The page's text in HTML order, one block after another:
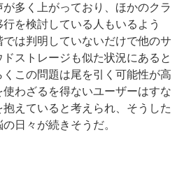
多く上がっており、ほかのクラ
を検討している人もいるよう
は判明していないだけで他のサ
ストレージも似た状況にあると
この問題は尾を引く可能性が高
わざるを得ないユーザーはすな
えていると考えられ、そうした
日々が続きそうだ。